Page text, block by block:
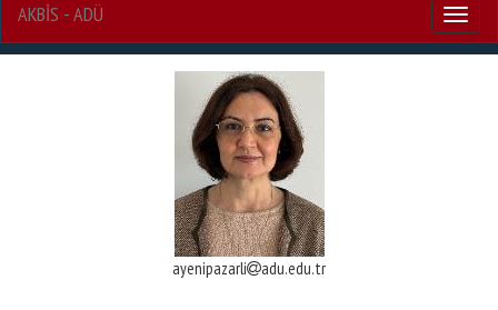
Menu
AKBİS - ADÜ
ayenipazarli adu.edu.tr